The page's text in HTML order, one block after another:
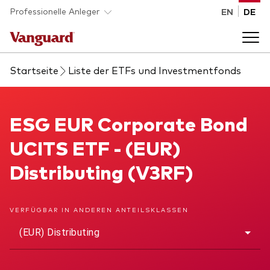
Skip to main content
Professionelle Anleger EN DE
Fonds und ETFs
Liste aller Vanguard Fonds und ETFs
Analysen und Events
Back to main menu
Beraterplattform
Entdecken Sie Vanguard 365
Über uns
Startseite Liste der ETFs und Investmentfonds
ESG EUR Corporate Bond UCITS ETF
ESG EUR Corporate Bond
UCITS ETF - (EUR)
Distributing (V3RF)
VERFÜGBAR IN ANDEREN ANTEILSKLASSEN
(EUR) Distributing